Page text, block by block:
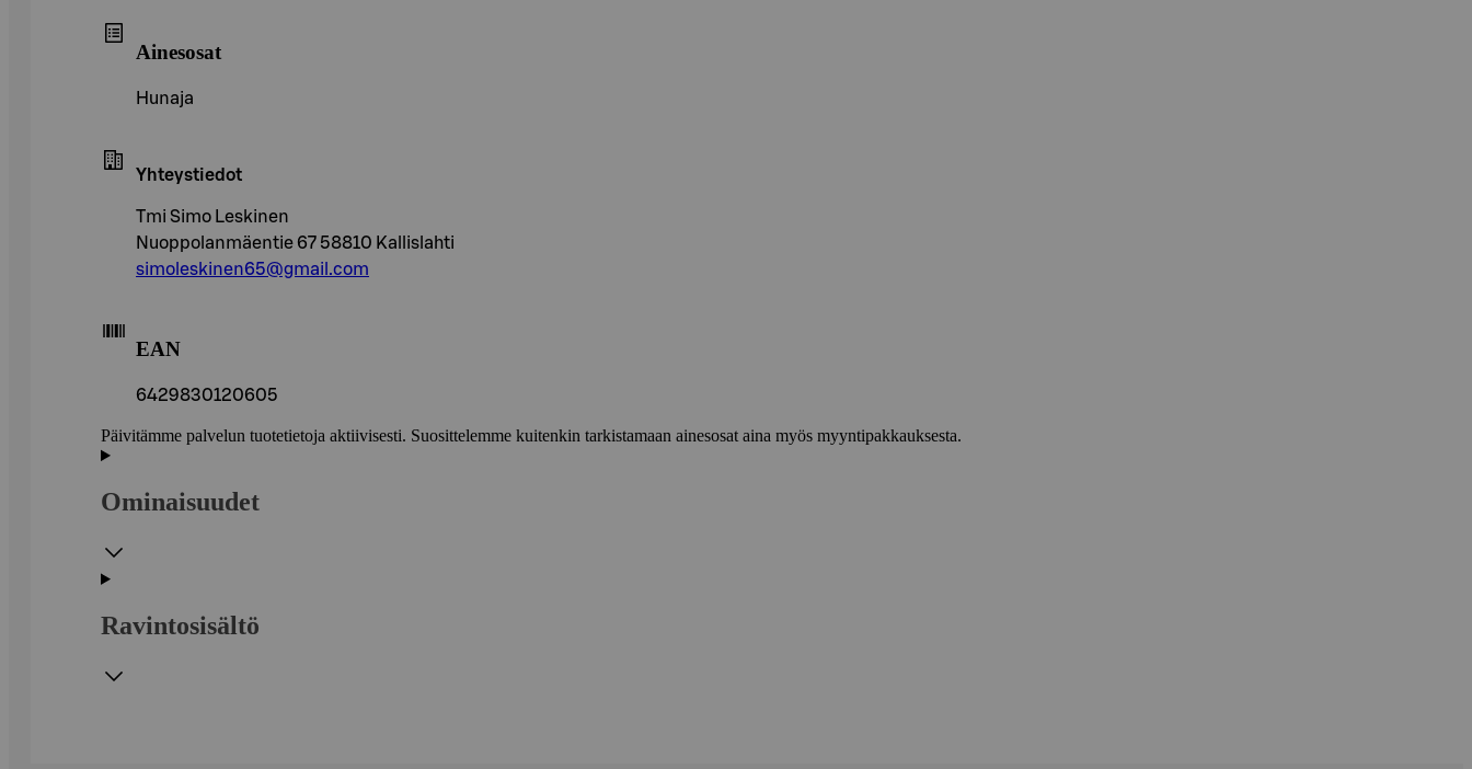
Ainesosat
Hunaja
Yhteystiedot
Tmi Simo Leskinen
Nuoppolanmäentie 67 58810 Kallislahti
simoleskinen65@gmail.com
EAN
6429830120605
Päivitämme palvelun tuotetietoja aktiivisesti. Suosittelemme kuitenkin tarkistamaan ainesosat aina myös myyntipakkauksesta.
Ominaisuudet
Ravintosisältö